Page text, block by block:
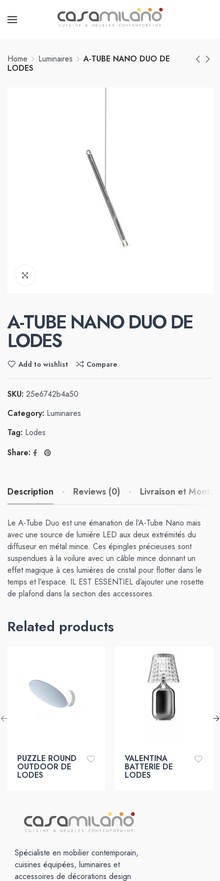
Home Luminaires
A-TUBE NANO DUO DE
LODES
A-TUBE NANO DUO DE
LODES
Add to wishlist Compare
SKU: 25e6742b4a50
Category: Luminaires
Tag: Lodes
Share:
Description Reviews (0) Livraison et
Le A-Tube Duo est une émanation de l’A-Tube Nano mais
avec une source de lumière LED aux deux extrémités du
diffuseur en métal mince. Ces épingles précieuses sont
suspendues à la voilure avec un câble mince donnant un
effet magique à ces lumières de cristal pour flotter dans le
temps et l’espace. IL EST ESSENTIEL d’ajouter une rosette
de plafond dans la section des accessoires.
Related products
PUZZLE ROUND
OUTDOOR DE
LODES
VALENTINA
BATTERIE DE
LODES
Spécialiste en mobilier contemporain,
cuisines équipées, luminaires et
accessoires de décorations design